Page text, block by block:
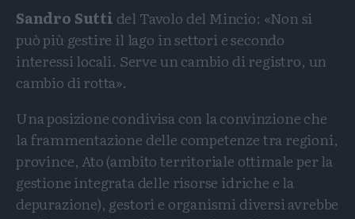
Sandro Sutti del Tavolo del Mincio: «Non si
può più gestire il lago in settori e secondo
interessi locali. Serve un cambio di registro, un
cambio di rotta».
Una posizione condivisa con la convinzione che
la frammentazione delle competenze tra regioni,
province, Ato (ambito territoriale ottimale per la
gestione integrata delle risorse idriche e la
depurazione), gestori e organismi diversi avrebbe